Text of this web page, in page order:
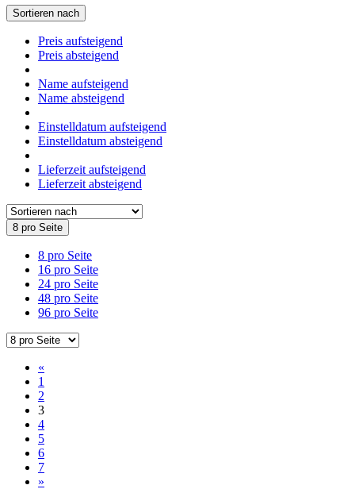
Sortieren nach
Preis aufsteigend
Preis absteigend
Name aufsteigend
Name absteigend
Einstelldatum aufsteigend
Einstelldatum absteigend
Lieferzeit aufsteigend
Lieferzeit absteigend
8 pro Seite
8 pro Seite
16 pro Seite
24 pro Seite
48 pro Seite
96 pro Seite
«
1
2
3
4
5
6
7
»